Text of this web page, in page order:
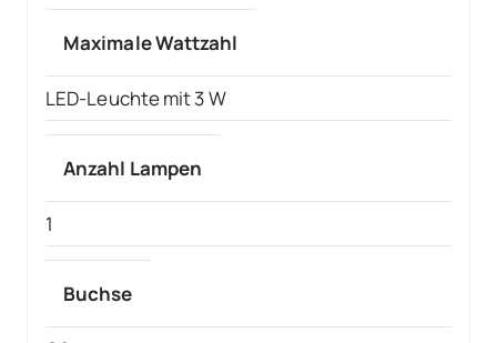
Maximale Wattzahl
LED-Leuchte mit 3 W
Anzahl Lampen
1
Buchse